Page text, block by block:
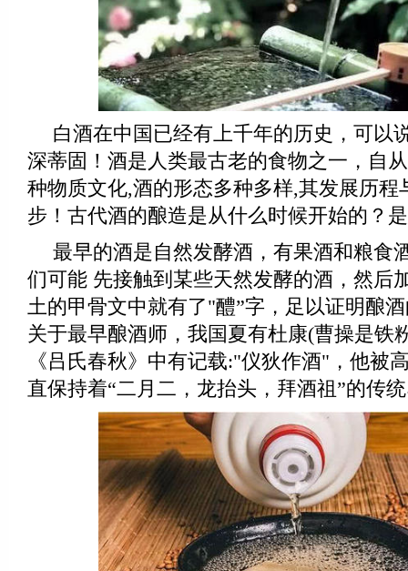
白酒在中国已经有上千年的历史，可以
深蒂固！酒是人类最古老的食物之一，自
种物质文化,酒的形态多种多样,其发展历程
步！古代酒的酿造是从什么时候开始的？
最早的酒是自然发酵酒，有果酒和粮食
们可能 先接触到某些天然发酵的酒，然后
土的甲骨文中就有了"醴”字，足以证明酿
关于最早酿酒师，我国夏有杜康(曹操是铁
《吕氏春秋》中有记载:"仪狄作酒"，他被
直保持着“二月二，龙抬头，拜酒祖”的传